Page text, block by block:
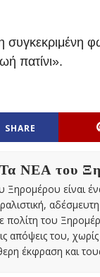
συγκεκριμένη
πατίνι».
SHARE
ΝΕΑ του
Ξηρομέρου είναι
του
απόψεις του,
έκφραση και